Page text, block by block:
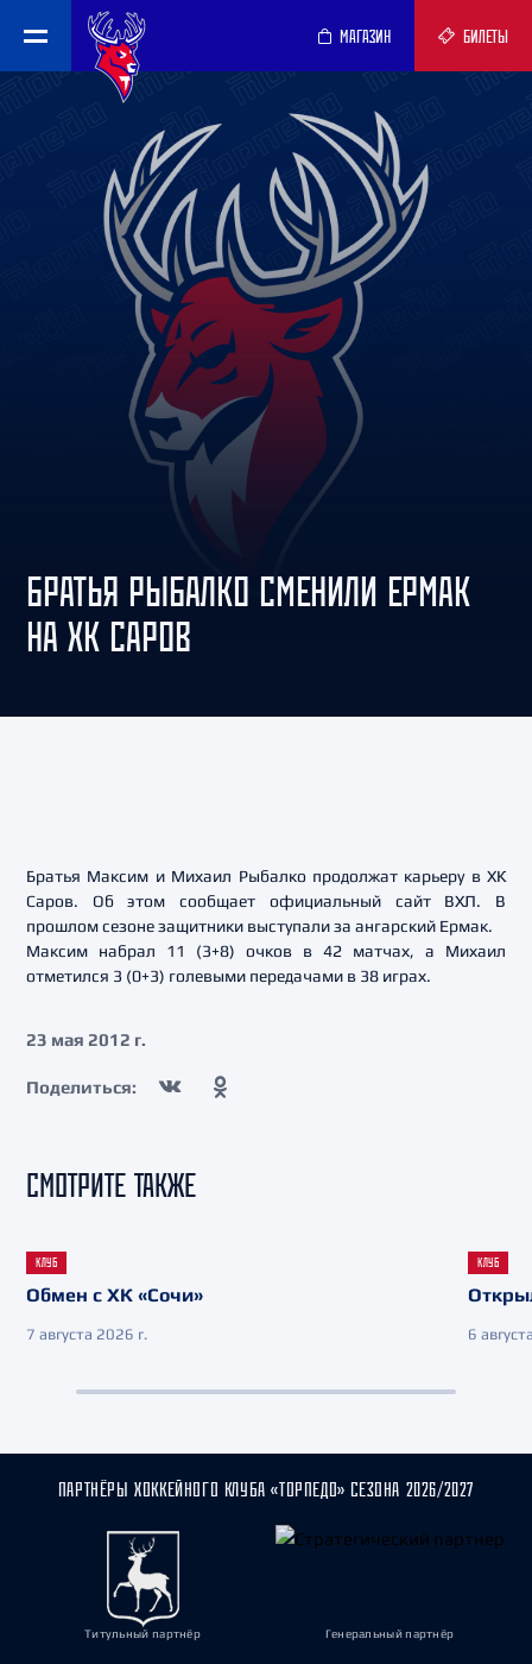
МАГАЗИН БИЛЕТЫ
БРАТЬЯ РЫБАЛКО СМЕНИЛИ ЕРМАК
НА ХК САРОВ
Братья Максим и Михаил Рыбалко продолжат карьеру в ХК
Саров. Об этом сообщает официальный сайт ВХЛ. В
прошлом сезоне защитники выступали за ангарский Ермак.
Максим набрал 11 (3+8) очков в 42 матчах, а Михаил
отметился 3 (0+3) голевыми передачами в 38 играх.
23 мая 2012 г.
Поделиться:
СМОТРИТЕ ТАКЖЕ
КЛУБ
Обмен с ХК «Сочи»
7 августа 2026 г.
КЛУБ
6
ПАРТНЁРЫ ХОККЕЙНОГО КЛУБА «ТОРПЕДО» СЕЗОНА 2026/2027
Титульный партнёр Генеральный партнёр